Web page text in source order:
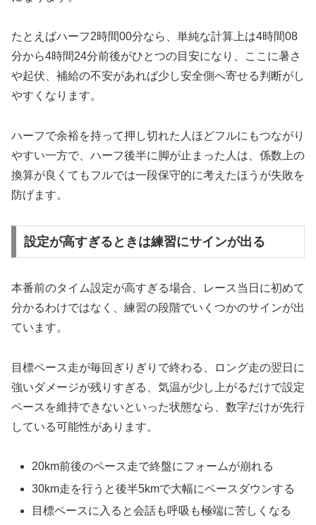
たとえばハーフ2時間00分なら、単純な計算上は4時間08
分から4時間24分前後がひとつの目安になり、ここに暑さ
や起伏、補給の不安があれば少し安全側へ寄せる判断がし
やすくなります。
ハーフで余裕を持って押し切れた人ほどフルにもつながり
やすい一方で、ハーフ後半に脚が止まった人は、係数上の
換算が良くてもフルでは一段保守的に考えたほうが失敗を
防げます。
設定が高すぎるときは練習にサインが出る
本番前のタイム設定が高すぎる場合、レース当日に初めて
分かるわけではなく、練習の段階でいくつかのサインが出
ています。
目標ペース走が毎回ぎりぎりで終わる、ロング走の翌日に
強いダメージが残りすぎる、気温が少し上がるだけで設定
ペースを維持できないといった状態なら、数字だけが先行
している可能性があります。
20km前後のペース走で終盤にフォームが崩れる
30km走を行うと後半5kmで大幅にペースダウンする
目標ペースに入ると会話も呼吸も極端に苦しくなる